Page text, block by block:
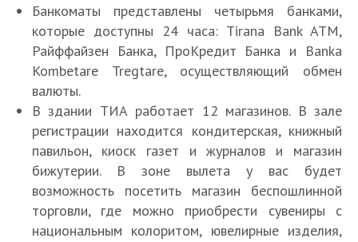
Банкоматы представлены четырьмя банками,
которые доступны 24 часа: Tirana Bank ATM,
Райффайзен Банка, ПроКредит Банка и Banka
Kombetare Tregtare, осуществляющий обмен
валюты.
В здании ТИА работает 12 магазинов. В зале
регистрации находится кондитерская, книжный
павильон, киоск газет и журналов и магазин
бижутерии. В зоне вылета у вас будет
возможность посетить магазин беспошлинной
торговли, где можно приобрести сувениры с
национальным колоритом, ювелирные изделия,